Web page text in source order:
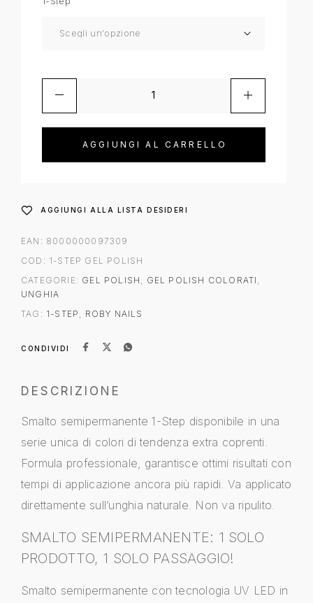
AGGIUNGI AL CARRELLO
AGGIUNGI ALLA LISTA DESIDERI
EAN: 8000000097309
COD: 1-STEP GEL POLISH
CATEGORIE: GEL POLISH GEL POLISH COLORATI
UNGHIA
TAG: 1-STEP ROBY NAILS
CONDIVIDI
DESCRIZIONE
Smalto semipermanente 1-Step disponibile in una
serie unica di colori di tendenza extra coprenti.
Formula professionale, garantisce ottimi risultati con
tempi di applicazione ancora più rapidi. Va applicato
direttamente sull’unghia naturale. Non va ripulito.
SMALTO SEMIPERMANENTE: 1 SOLO
PRODOTTO, 1 SOLO PASSAGGIO!
Smalto semipermanente con tecnologia UV LED in